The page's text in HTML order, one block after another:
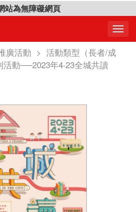
站為無障礙網頁
廣活動 > 活動類型（長者/成
動──2023年4‧23全城共讀